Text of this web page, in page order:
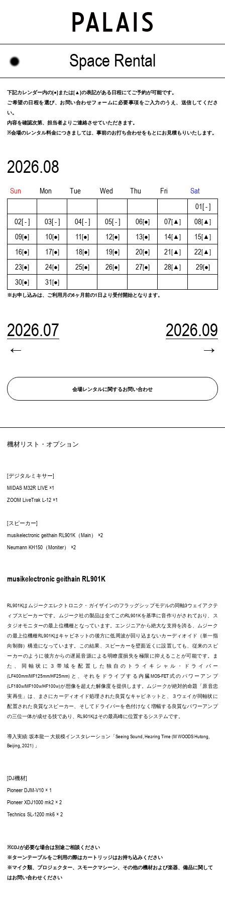
Space Rental
下記カレンダー内の[●]または[▲]の表記がある日程にてご予約が可能です。
ご希望の日程を選び、お問い合わせフォームに必要事項をご入力のうえ、送信してくださ
い。
内容を確認次第、担当者よりご連絡させていただきます。
※会場のレンタル料金につきましては、事前のお打ち合わせをもとにお見積もりいたします。
2026.08
Sun Mon Tue Wed Thu Fri
Sat
01[ - ]
02[ - ] 03[ - ] 04[ - ] 05[ - ] 06[●] 07[▲] 08[▲]
09[●] 10[●] 11[●] 12[●] 13[●] 14[▲] 15[▲]
16[●] 17[●] 18[●] 19[●] 20[●] 21[▲] 22[▲]
23[●] 24[●] 25[●] 26[●] 27[●] 28[▲] 29[●]
30[●] 31[●]
※お申し込みは、ご利用月の6ヶ月前の1日より受付開始となります。
2026.07
←
2026.09
→
会場レンタルに関するお問い合わせ
機材リスト・オプション
[デジタルミキサー]
MIDAS M32R LIVE ×1
ZOOM LiveTrak L-12 ×1
[スピーカー]
musikelectronic geithain RL901K（Main） ×2
Neumann KH150（Moniter） ×2
musikelectronic geithain RL901K
RL901Kはムジークエレクトロニク・ガイザインのフラッグシップモデルの同軸3ウェイアクテ
ィブスピーカーです。ムジーク社の製品は全てこのRL901Kを基準に音作りがされており、ス
タジオモニターの最上位機種となっています。エンジニアから絶大な支持を誇る、ムジーク
の最上位機種RL901Kはキャビネットの後方に低周波が回り込まないカーディオイド（単一指
向制御）構造になっています。この結果、スピーカーを壁面近くに設置しても、従来のスピ
ーカーのように後方からの遅延音源による明瞭度損失を極限に抑えることが可能です。ま
た、同軸状に３帯域を配置した独自のトライキシャル・ドライバー
(LF400mm/MF125mm/HF25mm)と、それをドライブする内臓MOS-FET式のパワーアンプ
(LF180w/MF100w/HF100w)が想像を超えた解像度を提供します。ムジークが絶対的命題「原音忠
実再生」は、まさにカーディオイド処理された良質なキャビネットと、３ウェイが同軸状に
配置された良質なスピーカー、そしてドライバーを色付けなく増幅する良質なパワーアンプ
の三位一体が成せる技であり、RL901Kはその最高峰に位置するシステムです。
導入実績: 坂本龍一 大規模インスタレーション「Seeing Sound, Hearing Time (M WOODS Hutong,
Beijing, 2021) 」
[DJ機材]
Pioneer DJM-V10 × 1
Pioneer XDJ1000 mk2 × 2
Technics SL-1200 mk6 × 2
※CDJが必要な場合は別途ご相談ください
※ターンテーブルをご利用の際はカートリッジはお持ち込みください
※マイク類、プロジェクター、スモークマシーン、その他の機材および楽器、備品に関して
はお問い合わせください